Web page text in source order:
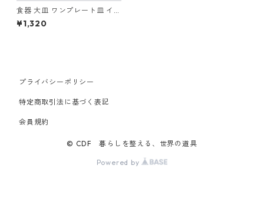
食器 大皿 ワンプレート皿 イデ
アコ ウスモノ プレート24 ide
aco Tableware usumono pla
¥1,320
プライバシーポリシー
特定商取引法に基づく表記
会員規約
© CDF 暮らしを整える、世界の道具
Powered by